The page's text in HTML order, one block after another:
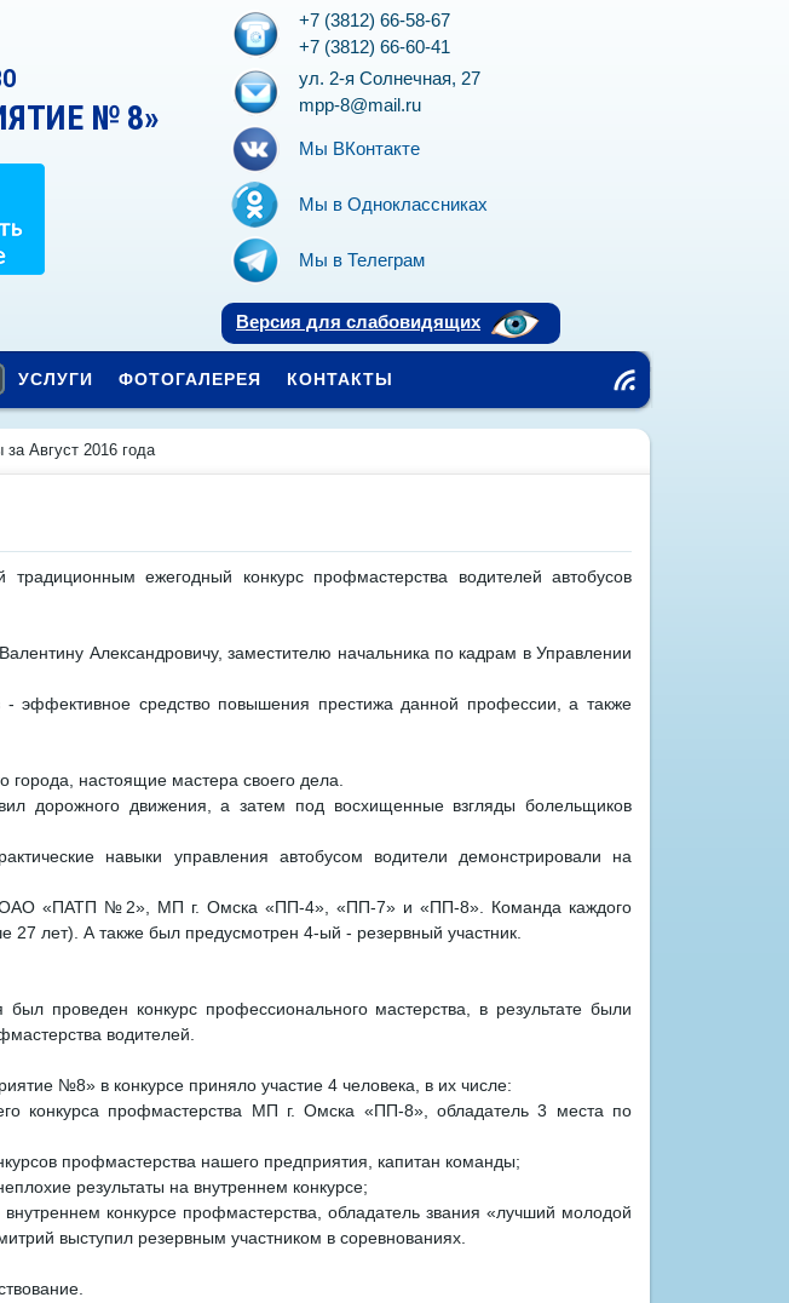
№ 8»
+7 (3812) 66-58-67
+7 (3812) 66-60-41
ул. 2-я Солнечная, 27
mpp-8@mail.ru
Мы ВКонтакте
Мы в Одноклассниках
Мы в Телеграм
Версия для слабовидящих
УСЛУГИ ФОТОГАЛЕРЕЯ
КОНТАКТЫ
SS
Август 2016 года
ежегодный конкурс профмастерства водителей автобусов
Александровичу, заместителю начальника по кадрам в Управлении
- эффективное средство повышения престижа данной профессии, а также
настоящие мастера своего дела.
дорожного движения, а затем под восхищенные взгляды болельщиков
навыки управления автобусом водители демонстрировали на
ОАО «ПАТП №2», МП г. Омска «ПП-4», «ПП-7» и «ПП-8». Команда каждого
27 лет). А также был предусмотрен 4-ый - резервный участник.
проведен конкурс профессионального мастерства, в результате были
водителей.
№8» в конкурсе приняло участие 4 человека, в их числе:
конкурса профмастерства МП г. Омска «ПП-8», обладатель 3 места по
профмастерства нашего предприятия, капитан команды;
результаты на внутреннем конкурсе;
конкурсе профмастерства, обладатель звания «лучший молодой
выступил резервным участником в соревнованиях.